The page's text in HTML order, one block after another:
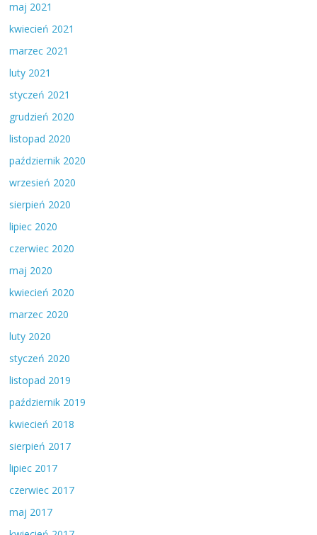
maj 2021
kwiecień 2021
marzec 2021
luty 2021
styczeń 2021
grudzień 2020
listopad 2020
październik 2020
wrzesień 2020
sierpień 2020
lipiec 2020
czerwiec 2020
maj 2020
kwiecień 2020
marzec 2020
luty 2020
styczeń 2020
listopad 2019
październik 2019
kwiecień 2018
sierpień 2017
lipiec 2017
czerwiec 2017
maj 2017